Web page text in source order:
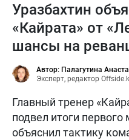
Уразбахтин
«Кайрата» от
шансы на
Автор: Палагутина
Эксперт, редактор
Главный тренер
подвел итоги первого
объяснил тактику